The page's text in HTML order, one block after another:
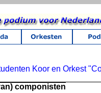
Koor en Orkest
componisten